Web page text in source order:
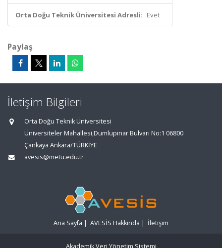
Orta Doğu Teknik Üniversitesi Adresli: Evet
Paylaş
İletişim Bilgileri
Orta Doğu Teknik Üniversitesi
Üniversiteler Mahallesi,Dumlupınar Bulvarı No:1 06800
Çankaya Ankara/TÜRKİYE
avesis@metu.edu.tr
Ana Sayfa | AVESİS Hakkında | İletişim
Akademik Veri Yönetim Sistemi